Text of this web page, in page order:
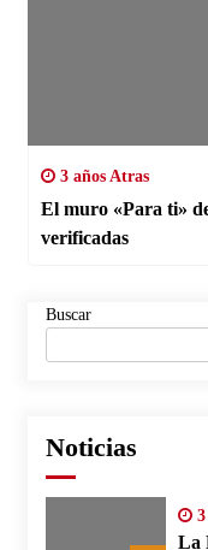
3 años Atras
El muro «Para ti»
verificadas
Buscar
Noticias
3
La